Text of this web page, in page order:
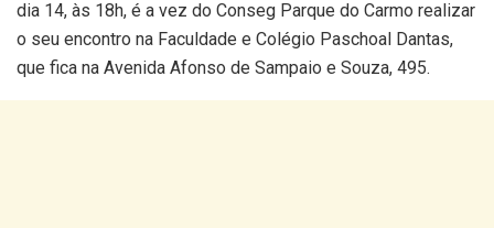
dia 14, às 18h, é a vez do Conseg Parque do Carmo realizar
o seu encontro na Faculdade e Colégio Paschoal Dantas,
que fica na Avenida Afonso de Sampaio e Souza, 495.